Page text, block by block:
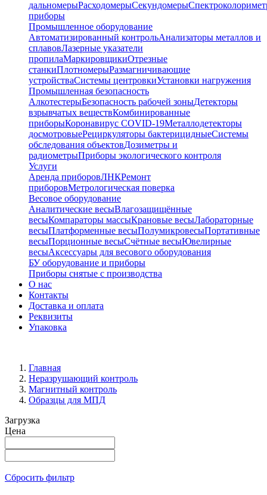
дальномерыРасходомерыСекундомеры
приборы
Промышленное оборудование
Автоматизированный контрольАнализаторы металлов и
сплавовЛазерные указатели
пропилаМаркировщикиОтрезные
станкиПлотномерыРазмагничивающие
устройстваСистемы центровкиУстановки нагружения
Промышленная безопасность
АлкотестерыБезопасность рабочей зоныДетекторы
взрывчатых веществКомбинированные
приборыКоронавирус COVID-19Металлодетекторы
досмотровыеРециркуляторы бактерицидныеСистемы
обследования объектовДозиметры и
радиометрыПриборы экологического контроля
Услуги
Аренда приборовЛНКРемонт
приборовМетрологическая поверка
Весовое оборудование
Аналитические весыВлагозащищённые
весыКомпараторы массыКрановые весыЛабораторные
весыПлатформенные весыПолумикровесыПортативные
весыПорционные весыСчётные весыЮвелирные
весыАксессуары для весового оборудования
БУ оборудование и приборы
Приборы снятые с производства
О нас
Контакты
Доставка и оплата
Реквизиты
Упаковка
Главная
Неразрушающий контроль
Магнитный контроль
Образцы для МПД
Загрузка
Цена
Сбросить фильтр